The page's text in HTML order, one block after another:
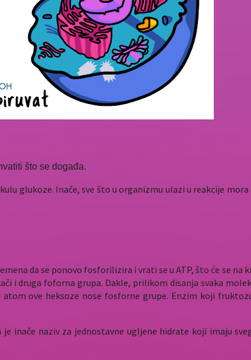
što se događa.
glukoze. Inače, sve što u organizmu ulazi u reakcije
da se ponovo fosforilizira i vrati se u ATP, što će se na
i druga foforna grupa. Dakle, prilikom disanja svaka
ove heksoze nose fosforne grupe. Enzim koji
naziv za jednostavne ugljene hidrate koji imaju